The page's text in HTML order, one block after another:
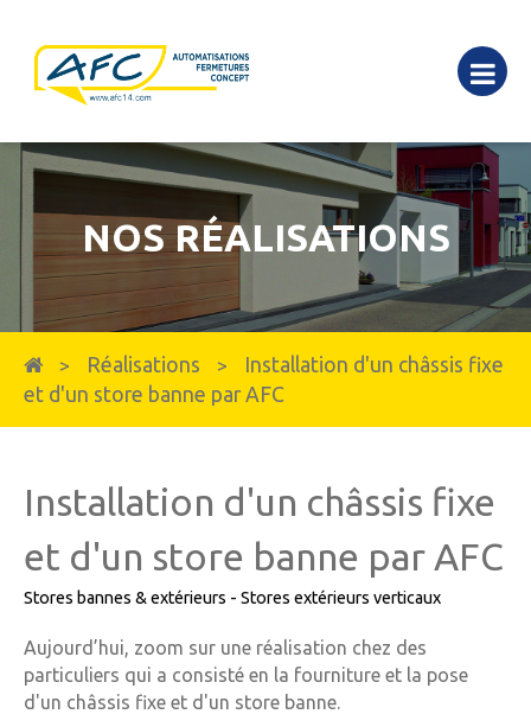
NOS RÉALISATIONS
> Réalisations >
Installation d'un châssis fixe
et d'un store banne par AFC
Installation d'un châssis fixe
et d'un store banne par AFC
Stores bannes & extérieurs - Stores extérieurs verticaux
Aujourd’hui, zoom sur une réalisation chez des
particuliers qui a consisté en la fourniture et la pose
d'un châssis fixe et d'un store banne.